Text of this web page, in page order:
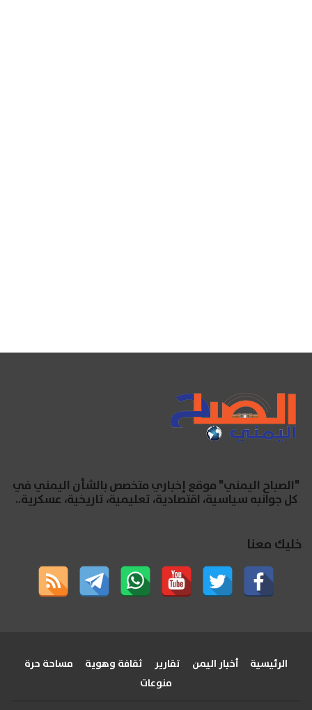
"الصباح اليمني" موقع إخباري متخصص بالشأن اليمني في
كل جوانبه سياسية، اقتصادية، تعليمية، تاريخية، عسكرية..
خليك معنا
الرئيسية أخبار اليمن تقارير ثقافة وهوية
مساحة حرة
منوعات